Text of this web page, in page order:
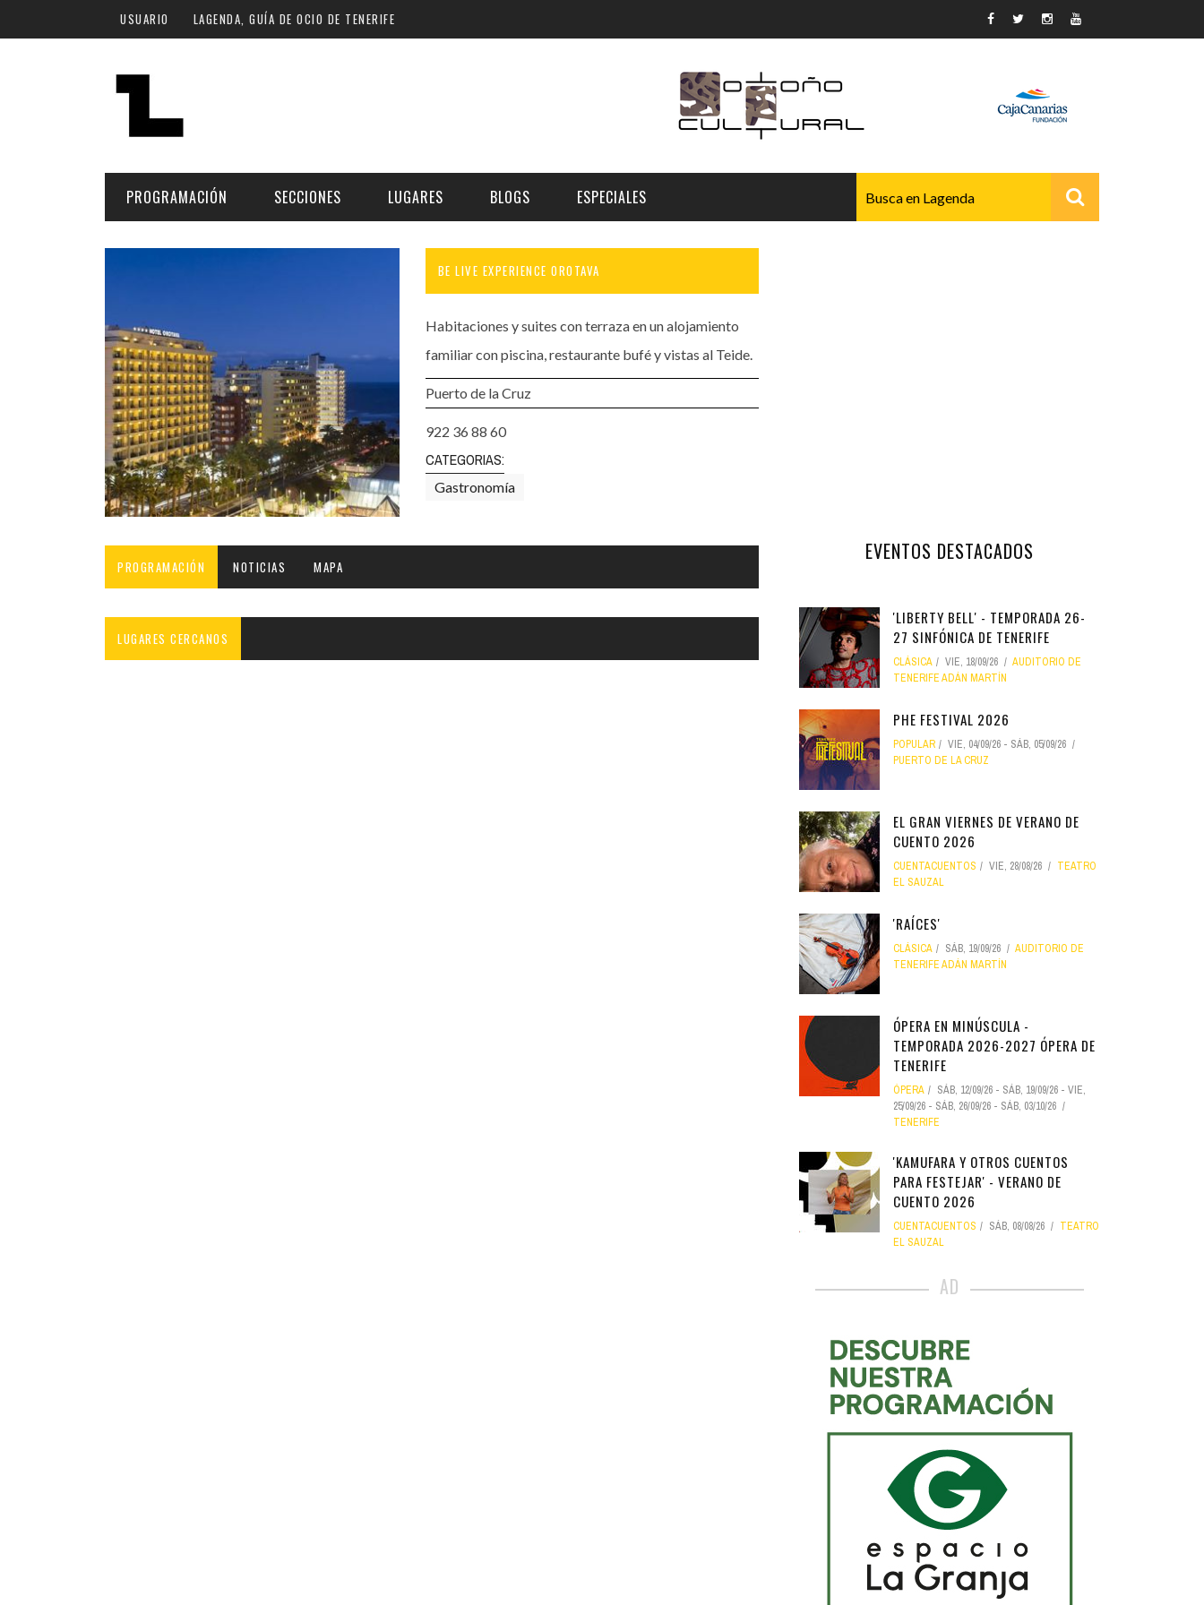
Pasar al contenido principal
USUARIO LAGENDA, GUÍA DE OCIO DE TENERIFE
PROGRAMACIÓN
Hoy
Plan Finde
Norte
Santa Cruz | La Laguna
Cultura
Gastro
SECCIONES
GASTRONOMÍA
INFANTIL
LUGARES
ARTE | MUSEOS
ESPACIOS CULTURALES
NOCHE
LOCALES CON ACTUACIONES
COMERCIO
GASTRO
BLOGS ESPECIALES
FESTIVAL BOREAL 2026
TENERIFE PHE FESTIVAL 2026
BE LIVE EXPERIENCE OROTAVA
Habitaciones y suites con terraza en un alojamiento
familiar con piscina, restaurante bufé y vistas al Teide.
Puerto de la Cruz
922 36 88 60
CATEGORIAS:
Gastronomía
PROGRAMACIÓN NOTICIAS MAPA
LUGARES CERCANOS
EVENTOS DESTACADOS
'LIBERTY BELL' - TEMPORADA 26-
27 SINFÓNICA DE TENERIFE
CLÁSICA VIE, 18/09/26
AUDITORIO DE
TENERIFE ADÁN MARTÍN
PHE FESTIVAL 2026
POPULAR VIE, 04/09/26 - SÁB, 05/09/26
PUERTO DE LA CRUZ
EL GRAN VIERNES DE VERANO DE
CUENTO 2026
CUENTACUENTOS VIE, 28/08/26
TEATRO
EL SAUZAL
'RAÍCES'
CLÁSICA SÁB, 19/09/26
AUDITORIO DE
TENERIFE ADÁN MARTÍN
ÓPERA EN MINÚSCULA -
TEMPORADA 2026-2027 ÓPERA DE
TENERIFE
ÓPERA SÁB, 12/09/26 - SÁB, 19/09/26 - VIE,
25/09/26 - SÁB, 26/09/26 - SÁB, 03/10/26
TENERIFE
'KAMUFARA Y OTROS CUENTOS
PARA FESTEJAR' - VERANO DE
CUENTO 2026
CUENTACUENTOS SÁB, 08/08/26
TEATRO
EL SAUZAL
AD